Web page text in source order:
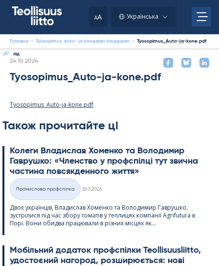
AA Українська
Головна - Työsopimus auto- ja konealan kauppaan - Tyosopimus_Auto-ja-kone.pdf
лід
Kirjoitettu
24.10.2024
Tyosopimus_Auto-ja-kone.pdf
Tyosopimus_Auto-ja-kone.pdf
Також прочитайте ці
Колеги Владислав Хоменко та Володимир
Гаврушко: «Членство у профспілці тут звична
частина повсякденного життя»
Категорії
Промислова профспілка
26.3.2026
Двоє українців, Владислав Хоменко та Володимир Гаврушко,
зустрілися під час збору томатів у теплицях компанії Agri­fu­tura в
Порі. Вони обидва працювали в різних місцях як...
Мобільний додаток профспілки Teol­li­suus­liitto,
удостоєний нагород, розширюється: нові